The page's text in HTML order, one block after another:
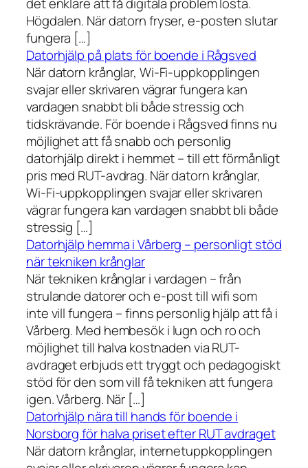
det enklare att få digitala problem lösta.
Högdalen. När datorn fryser, e-posten slutar
fungera […]
Datorhjälp på plats för boende i Rågsved
När datorn krånglar, Wi-Fi-uppkopplingen
svajar eller skrivaren vägrar fungera kan
vardagen snabbt bli både stressig och
tidskrävande. För boende i Rågsved finns nu
möjlighet att få snabb och personlig
datorhjälp direkt i hemmet – till ett förmånligt
pris med RUT-avdrag. När datorn krånglar,
Wi-Fi-uppkopplingen svajar eller skrivaren
vägrar fungera kan vardagen snabbt bli både
stressig […]
Datorhjälp hemma i Vårberg – personligt stöd
när tekniken krånglar
När tekniken krånglar i vardagen – från
strulande datorer och e-post till wifi som
inte vill fungera – finns personlig hjälp att få i
Vårberg. Med hembesök i lugn och ro och
möjlighet till halva kostnaden via RUT-
avdraget erbjuds ett tryggt och pedagogiskt
stöd för den som vill få tekniken att fungera
igen. Vårberg. När […]
Datorhjälp nära till hands för boende i
Norsborg för halva priset efter RUT avdraget
När datorn krånglar, internetuppkopplingen